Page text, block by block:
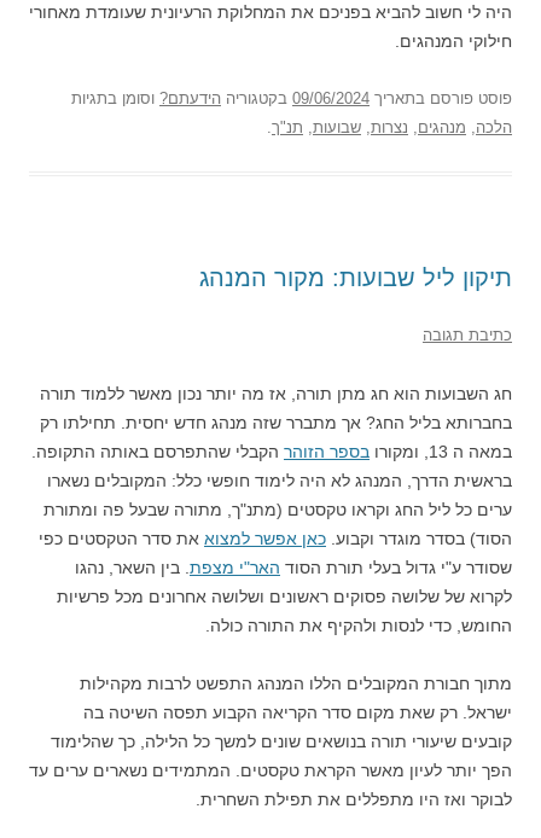
היה לי חשוב להביא בפניכם את המחלוקת הרעיונית שעומדת מאחורי
חילוקי המנהגים.
פוסט פורסם בתאריך 09/06/2024 בקטגוריה הידעתם? וסומן בתגיות
הלכה
מנהגים נצרות שבועות תנ"ך
תיקון ליל שבועות: מקור המנהג
כתיבת תגובה
חג השבועות הוא חג מתן תורה, אז מה יותר נכון מאשר ללמוד תורה
בחברותא בליל החג? אך מתברר שזה מנהג חדש יחסית. תחילתו רק
במאה ה 13, ומקורו
בספר הזוהר הקבלי שהתפרסם באותה התקופה.
בראשית הדרך, המנהג לא היה לימוד חופשי כלל: המקובלים נשארו
ערים כל ליל החג וקראו טקסטים (מתנ"ך, מתורה שבעל פה ומתורת
הסוד) בסדר מוגדר וקבוע. כאן אפשר למצוא את סדר הטקסטים כפי
שסודר ע"י גדול בעלי תורת הסוד האר"י מצפת . בין השאר, נהגו
לקרוא של שלושה פסוקים ראשונים ושלושה אחרונים מכל פרשיות
החומש, כדי לנסות ולהקיף את התורה כולה.
מתוך חבורת המקובלים הללו המנהג התפשט לרבות מקהילות
ישראל. רק שאת מקום סדר הקריאה הקבוע תפסה השיטה בה
קובעים שיעורי תורה בנושאים שונים למשך כל הלילה, כך שהלימוד
הפך יותר לעיון מאשר הקראת טקסטים. המתמידים נשארים ערים עד
לבוקר ואז היו מתפללים את תפילת השחרית.